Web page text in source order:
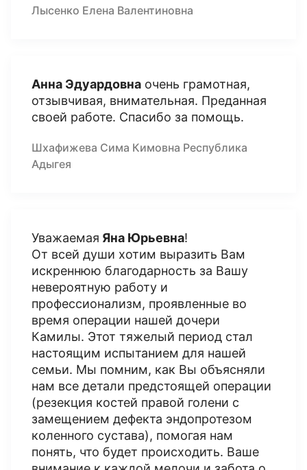
Лысенко Елена Валентиновна
Анна Эдуардовна очень грамотная,
отзывчивая, внимательная. Преданная
своей работе. Спасибо за помощь.
Шхафижева Сима Кимовна Республика
Адыгея
Уважаемая Яна Юрьевна!
От всей души хотим выразить Вам
искреннюю благодарность за Вашу
невероятную работу и
профессионализм, проявленные во
время операции нашей дочери
Камилы. Этот тяжелый период стал
настоящим испытанием для нашей
семьи. Мы помним, как Вы объясняли
нам все детали предстоящей операции
(резекция костей правой голени с
замещением дефекта эндопротезом
коленного сустава), помогая нам
понять, что будет происходить. Ваше